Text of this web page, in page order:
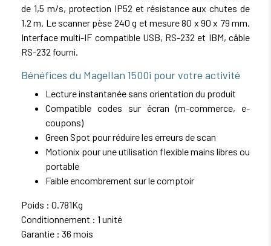
de 1,5 m/s, protection IP52 et résistance aux chutes de
1,2 m. Le scanner pèse 240 g et mesure 80 x 90 x 79 mm.
Interface multi-IF compatible USB, RS-232 et IBM, câble
RS-232 fourni.
Bénéfices du Magellan 1500i pour votre activité
Lecture instantanée sans orientation du produit
Compatible codes sur écran (m-commerce, e-
coupons)
Green Spot pour réduire les erreurs de scan
Motionix pour une utilisation flexible mains libres ou
portable
Faible encombrement sur le comptoir
Poids : 0.781Kg
Conditionnement : 1 unité
Garantie : 36 mois